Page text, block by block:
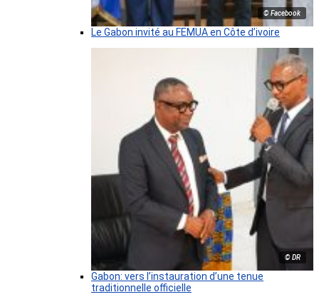
© Facebook
Le Gabon invité au FEMUA en Côte d’ivoire
© DR
Gabon: vers l’instauration d’une tenue
traditionnelle officielle